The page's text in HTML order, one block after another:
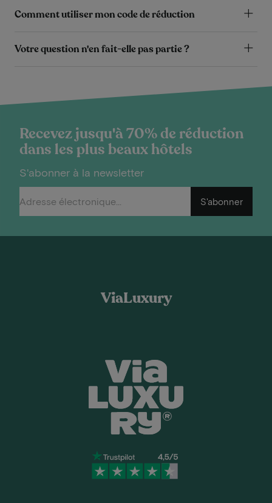
Comment utiliser mon code de réduction
Votre question n'en fait-elle pas partie ?
Recevez jusqu'à 70% de réduction
dans les plus beaux hôtels
S'abonner à la newsletter
S'abonner
ViaLuxury